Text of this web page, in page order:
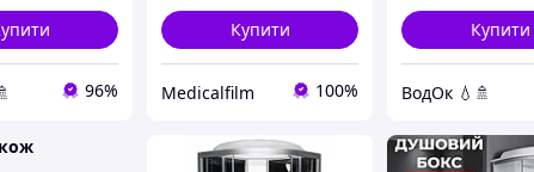
96%
Купити
Medicalfilm 100%
Купити
ВодОк 💧🚿